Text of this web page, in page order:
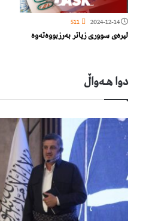
2024-12-14
511
لیرەی سووری زیاتر بەرزبووەتەوە
دوا هـه‌واڵ